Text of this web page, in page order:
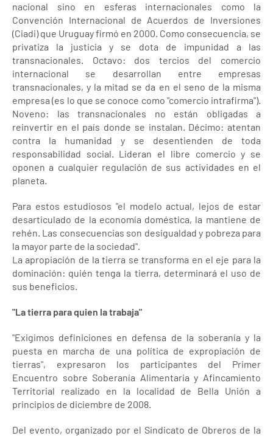
nacional sino en esferas internacionales como la
Convención Internacional de Acuerdos de Inversiones
(Ciadi) que Uruguay firmó en 2000. Como consecuencia, se
privatiza la justicia y se dota de impunidad a las
transnacionales. Octavo: dos tercios del comercio
internacional se desarrollan entre empresas
transnacionales, y la mitad se da en el seno de la misma
empresa (es lo que se conoce como "comercio intrafirma").
Noveno: las transnacionales no están obligadas a
reinvertir en el país donde se instalan. Décimo: atentan
contra la humanidad y se desentienden de toda
responsabilidad social. Lideran el libre comercio y se
oponen a cualquier regulación de sus actividades en el
planeta.
Para estos estudiosos "el modelo actual, lejos de estar
desarticulado de la economía doméstica, la mantiene de
rehén. Las consecuencias son desigualdad y pobreza para
la mayor parte de la sociedad".
La apropiación de la tierra se transforma en el eje para la
dominación: quién tenga la tierra, determinará el uso de
sus beneficios.
"La tierra para quien la trabaja"
"Exigimos definiciones en defensa de la soberanía y la
puesta en marcha de una política de expropiación de
tierras", expresaron los participantes del Primer
Encuentro sobre Soberanía Alimentaria y Afincamiento
Territorial realizado en la localidad de Bella Unión a
principios de diciembre de 2008.
Del evento, organizado por el Sindicato de Obreros de la